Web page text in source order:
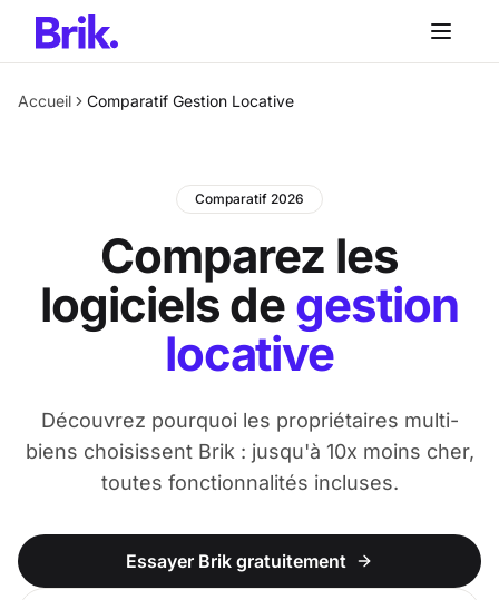
Aller au contenu principal
Accueil Comparatif Gestion Locative
Comparatif 2026
Comparez les
logiciels degestion
locative
Découvrez pourquoi les propriétaires multi-
biens choisissent Brik : jusqu'à 10x moins cher,
toutes fonctionnalités incluses.
Essayer Brik gratuitement